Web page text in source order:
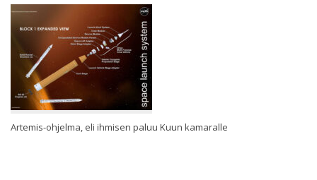
Artemis-ohjelma, eli ihmisen paluu Kuun kamaralle